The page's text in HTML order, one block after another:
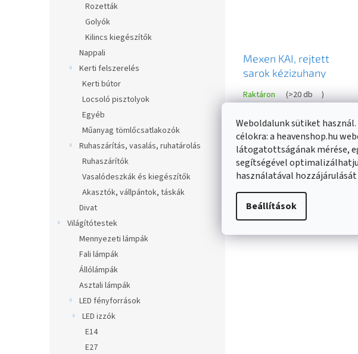
Weboldalunk sütiket
célokra: a heavenshop.hu
látogatottságának mérése,
segítségével
használatával
Beállítások
Rozetták
Golyók
Kilincs kiegészítők
Nappali
Kerti felszerelés
Kerti bútor
Locsoló pisztolyok
Egyéb
Műanyag tömlőcsatlakozók
Ruhaszárítás, vasalás, ruhatárolás
Ruhaszárítók
Vasalódeszkák és kiegészítők
Akasztók, vállpántok, táskák
Divat
Világítótestek
Mennyezeti lámpák
Fali lámpák
Állólámpák
Asztali lámpák
LED fényforrások
LED izzók
E14
E27
Mexen KAI, rejtett
sarok kézizuhany
79301-00
Raktáron (>20 db )
5 590 Ft
KOSÁRBA